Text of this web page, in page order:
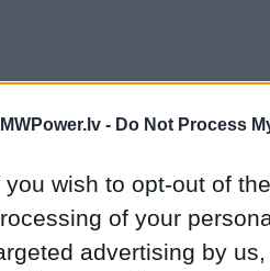
- Do Not Process
you wish to opt-out of
of your
advertising by